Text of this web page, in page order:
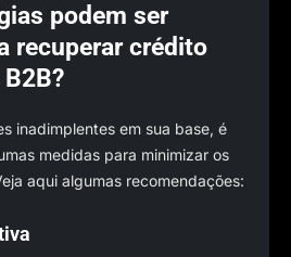
podem ser
recuperar crédito
inadimplentes em sua base, é
medidas para minimizar os
aqui algumas recomendações: